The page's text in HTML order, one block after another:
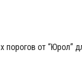
порогов от “Юрол”